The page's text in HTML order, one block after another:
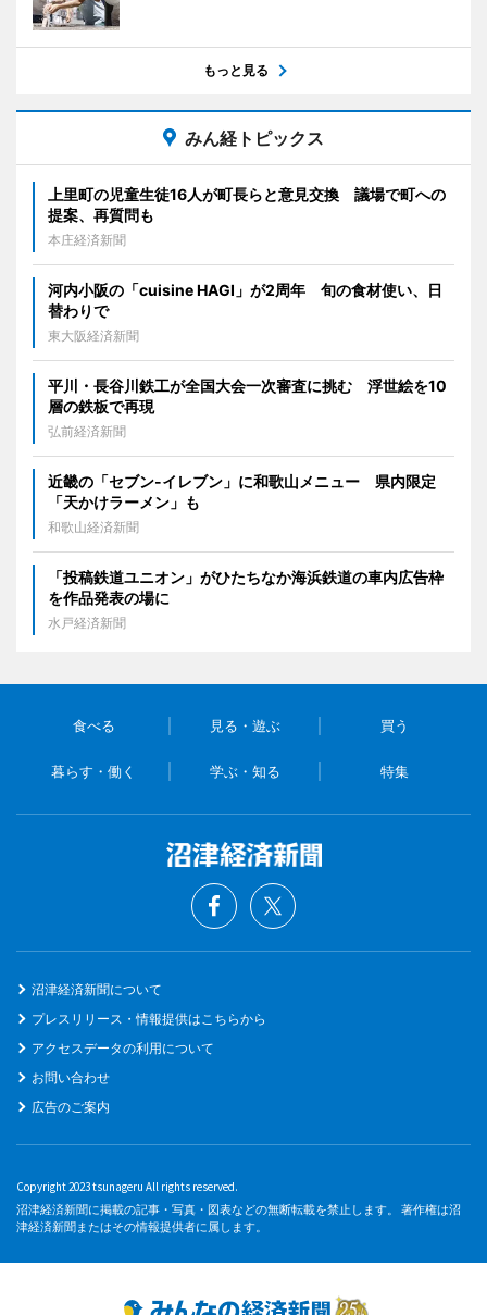
もっと見る
みん経トピックス
上里町の児童生徒16人が町長らと意見交換 議場で町への
提案、再質問も
本庄経済新聞
河内小阪の「cuisine HAGI」が2周年 旬の食材使い、日
替わりで
東大阪経済新聞
平川・長谷川鉄工が全国大会一次審査に挑む 浮世絵を10
層の鉄板で再現
弘前経済新聞
近畿の「セブン-イレブン」に和歌山メニュー 県内限定
「天かけラーメン」も
和歌山経済新聞
「投稿鉄道ユニオン」がひたちなか海浜鉄道の車内広告枠
を作品発表の場に
水戸経済新聞
食べる 見る・遊ぶ 買う
暮らす・働く 学ぶ・知る 特集
沼津経済新聞について
プレスリリース・情報提供はこちらから
アクセスデータの利用について
お問い合わせ
広告のご案内
Copyright 2023 tsunageru All rights reserved.
沼津経済新聞に掲載の記事・写真・図表などの無断転載を禁止します。 著作権は沼
津経済新聞またはその情報提供者に属します。